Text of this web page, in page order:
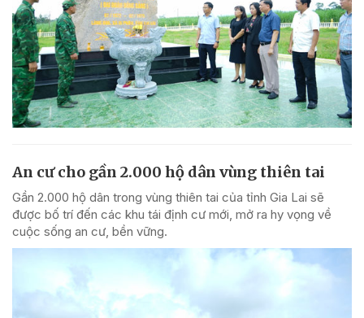
An cư cho gần 2.000 hộ dân vùng thiên tai
Gần 2.000 hộ dân trong vùng thiên tai của tỉnh Gia Lai sẽ
được bố trí đến các khu tái định cư mới, mở ra hy vọng về
cuộc sống an cư, bền vững.